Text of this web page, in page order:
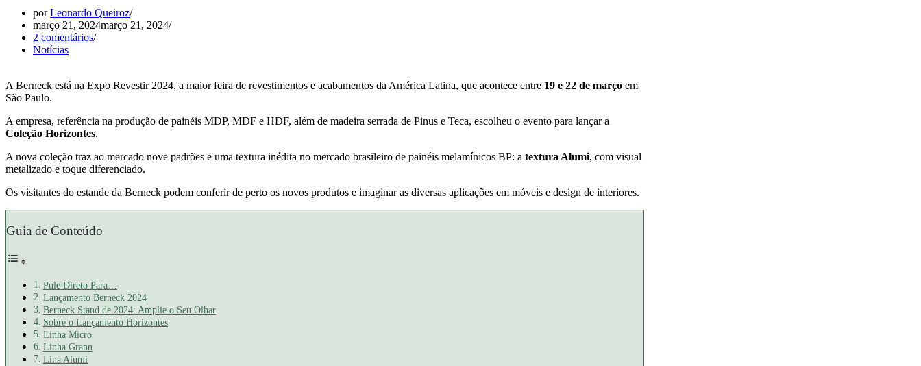
porLeonardo Queiroz
março 21, 2024março 21, 2024
2 comentários
Notícias
A Berneck está na Expo Revestir 2024, a maior feira de revestimentos e acabamentos da América Latina, que acontece entre 19 e 22 de março em
São Paulo.
A empresa, referência na produção de painéis MDP, MDF e HDF, além de madeira serrada de Pinus e Teca, escolheu o evento para lançar a
Coleção Horizontes.
A nova coleção traz ao mercado nove padrões e uma textura inédita no mercado brasileiro de painéis melamínicos BP: a textura Alumi, com visual
metalizado e toque diferenciado.
Os visitantes do estande da Berneck podem conferir de perto os novos produtos e imaginar as diversas aplicações em móveis e design de interiores.
Guia de Conteúdo
Pule Direto Para…
Lançamento Berneck 2024
Berneck Stand de 2024: Amplie o Seu Olhar
Sobre o Lançamento Horizontes
Linha Micro
Linha Grann
Lina Alumi